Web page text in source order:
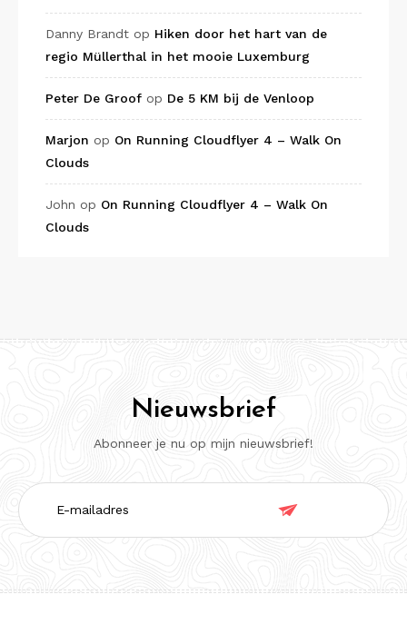
Danny Brandt op Hiken door het hart van de
regio Müllerthal in het mooie Luxemburg
Peter De Groof op De 5 KM bij de Venloop
Marjon op On Running Cloudflyer 4 – Walk On
Clouds
John op On Running Cloudflyer 4 – Walk On
Clouds
Nieuwsbrief
Abonneer je nu op mijn nieuwsbrief!
E-
mailadres
